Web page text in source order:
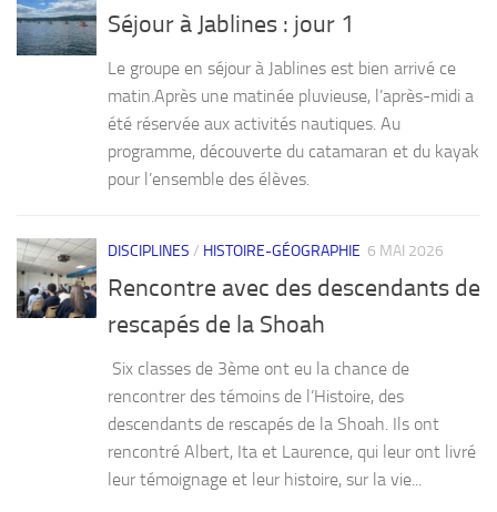
Séjour à Jablines : jour 1
Le groupe en séjour à Jablines est bien arrivé ce
matin.Après une matinée pluvieuse, l’après-midi a
été réservée aux activités nautiques. Au
programme, découverte du catamaran et du kayak
pour l’ensemble des élèves.
DISCIPLINES / HISTOIRE-GÉOGRAPHIE 6 MAI 2026
Rencontre avec des descendants de
rescapés de la Shoah
Six classes de 3ème ont eu la chance de
rencontrer des témoins de l’Histoire, des
descendants de rescapés de la Shoah. Ils ont
rencontré Albert, Ita et Laurence, qui leur ont livré
leur témoignage et leur histoire, sur la vie...